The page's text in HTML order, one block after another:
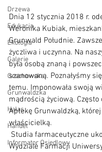
Drzewa
Edukacja
Ekologia
Galerie
Grochowska
Grunwaldzka
Hałas
Handel
Informator Osiedlowy
Dnia 12 stycznia 2018 r.
Weronika Kubiak,
Grunwald Południe.
życzliwa i uczynna. Na
była osobą znaną i
szanowaną. Poznałyśmy
temu. Imponowała swoją
mądrością życiową. Często
Aptekę Grunwaldzką, której
właścicielką.
Wydziale Farmacji